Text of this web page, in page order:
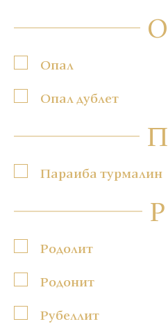
О
Опал
Опал дублет
П
Параиба турмалин
Р
Родолит
Родонит
Рубеллит